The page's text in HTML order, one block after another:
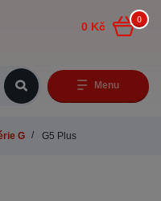
Menu
0
0 Kč
G G5 Plus